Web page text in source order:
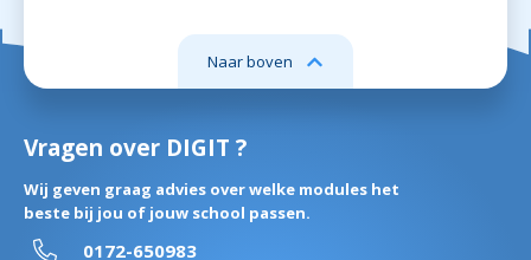
Naar boven
Vragen over DIGIT ?
Wij geven graag advies over welke modules het
beste bij jou of jouw school passen.
0172-650983